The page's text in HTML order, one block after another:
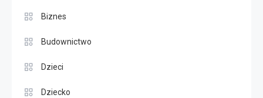
Biznes
Budownictwo
Dzieci
Dziecko